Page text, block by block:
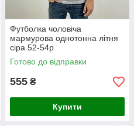
Футболка чоловіча
мармурова однотонна літня
сіра 52-54р
Готово до відправки
555 ₴
Купити